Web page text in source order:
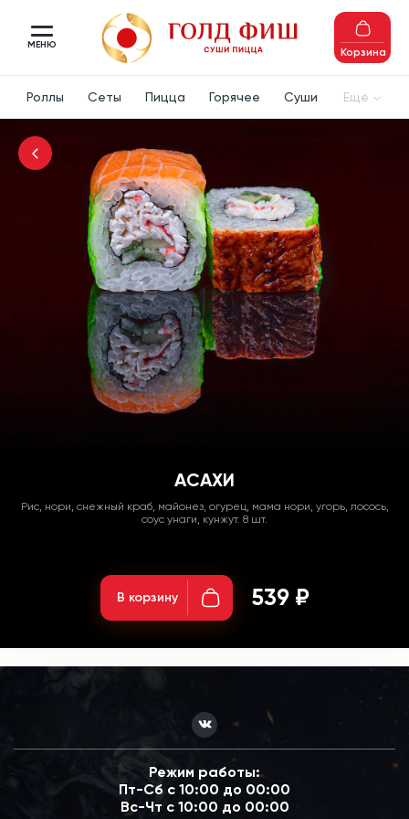
МЕНЮ
Корзина
Роллы Сеты Пицца Горячее Суши Ещё
АСАХИ
Рис, нори, снежный краб, майонез, огурец, мама нори, угорь, лосось,
соус унаги, кунжут. 8 шт.
В корзину 539 ₽
Режим работы:
Пт-Сб с 10:00 до 00:00
Вс-Чт с 10:00 до 00:00